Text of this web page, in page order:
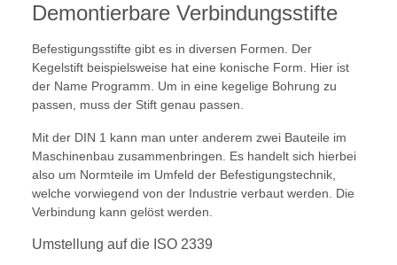
Demontierbare Verbindungsstifte
Befestigungsstifte gibt es in diversen Formen. Der
Kegelstift beispielsweise hat eine konische Form. Hier ist
der Name Programm. Um in eine kegelige Bohrung zu
passen, muss der Stift genau passen.
Mit der DIN 1 kann man unter anderem zwei Bauteile im
Maschinenbau zusammenbringen. Es handelt sich hierbei
also um Normteile im Umfeld der Befestigungstechnik,
welche vorwiegend von der Industrie verbaut werden. Die
Verbindung kann gelöst werden.
Umstellung auf die ISO 2339